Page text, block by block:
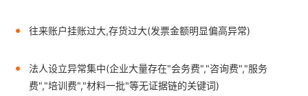
往来账户挂账过大,存货过大(发票金额明显偏高异常)
法人设立异常集中(企业大量存在"会务费","咨询费","服务
费","培训费","材料一批"等无证据链的关键词)